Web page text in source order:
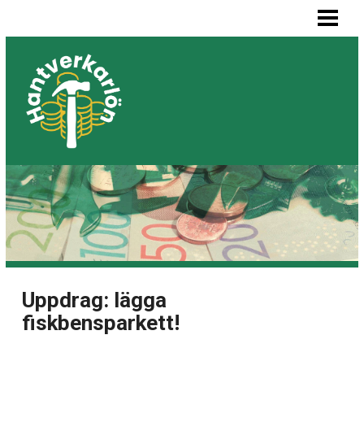
MÅLARE LÖN
SNICKARE LÖN
VVS-MONTÖR LÖN
ELEKTRIKER LÖN
BLOGG
LISTA BYGGFIRMOR
Uppdrag: lägga
fiskbensparkett!